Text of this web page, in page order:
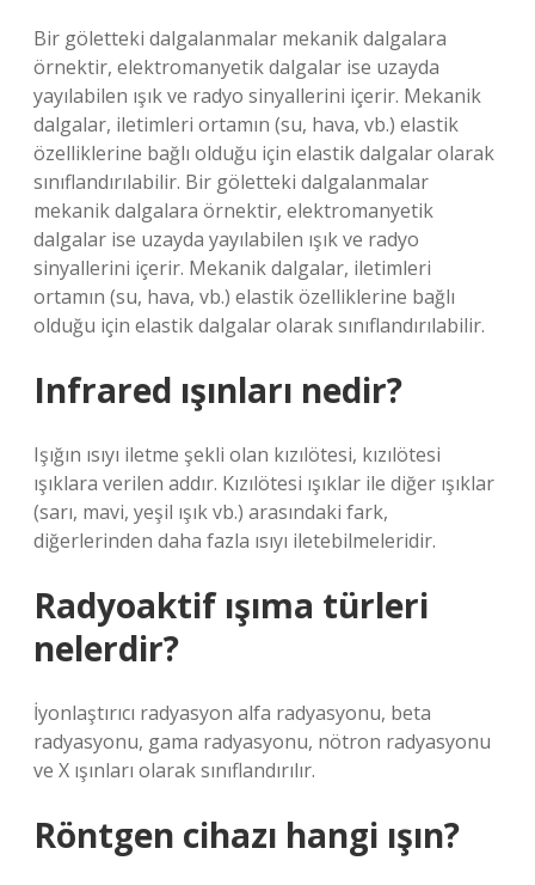
Bir göletteki dalgalanmalar mekanik dalgalara
örnektir, elektromanyetik dalgalar ise uzayda
yayılabilen ışık ve radyo sinyallerini içerir. Mekanik
dalgalar, iletimleri ortamın (su, hava, vb.) elastik
özelliklerine bağlı olduğu için elastik dalgalar olarak
sınıflandırılabilir. Bir göletteki dalgalanmalar
mekanik dalgalara örnektir, elektromanyetik
dalgalar ise uzayda yayılabilen ışık ve radyo
sinyallerini içerir. Mekanik dalgalar, iletimleri
ortamın (su, hava, vb.) elastik özelliklerine bağlı
olduğu için elastik dalgalar olarak sınıflandırılabilir.
Infrared ışınları nedir?
Işığın ısıyı iletme şekli olan kızılötesi, kızılötesi
ışıklara verilen addır. Kızılötesi ışıklar ile diğer ışıklar
(sarı, mavi, yeşil ışık vb.) arasındaki fark,
diğerlerinden daha fazla ısıyı iletebilmeleridir.
Radyoaktif ışıma türleri
nelerdir?
İyonlaştırıcı radyasyon alfa radyasyonu, beta
radyasyonu, gama radyasyonu, nötron radyasyonu
ve X ışınları olarak sınıflandırılır.
Röntgen cihazı hangi ışın?